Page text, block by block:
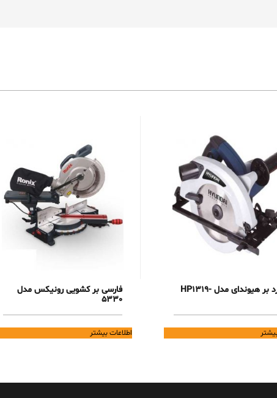
اره گرد بر هیوندای مدل HP1319-
فارسی بر کشویی رونیکس مدل
5330
اطلاعات بیشتر